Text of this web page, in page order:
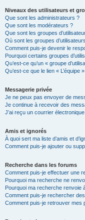
Niveaux des utilisateurs et
Que sont les administrateurs ?
Que sont les modérateurs ?
Que sont les groupes
Où sont les groupes
Comment puis-je devenir le
Pourquoi certains groupes
Qu’est-ce qu’un « groupe
Qu’est-ce que le lien « L’équipe
Messagerie privée
Je ne peux pas envoyer de
Je continue à recevoir des
J’ai reçu un courrier
Amis et ignorés
À quoi sert ma liste d’amis et
Comment puis-je ajouter ou
Recherche dans les forums
Comment puis-je effectuer une
Pourquoi ma recherche ne
Pourquoi ma recherche renvoie
Comment puis-je rechercher
Comment puis-je retrouver mes